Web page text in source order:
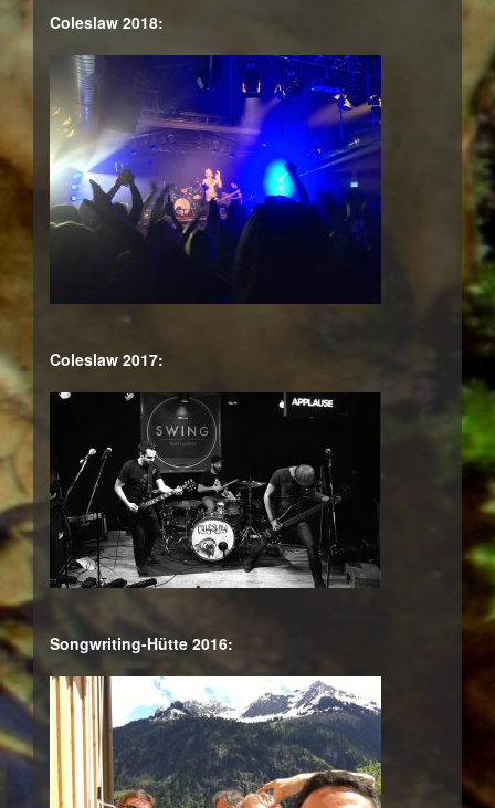
Coleslaw 2018:
Coleslaw 2017:
Songwriting-Hütte 2016: